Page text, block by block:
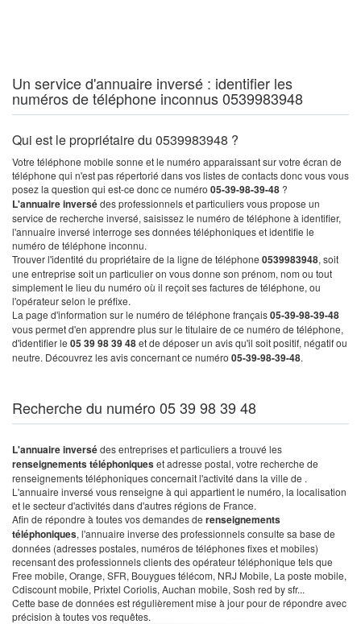
Un service d'annuaire inversé : identifier les
numéros de téléphone inconnus 0539983948
Qui est le propriétaire du 0539983948 ?
Votre téléphone mobile sonne et le numéro apparaissant sur votre écran de
téléphone qui n'est pas répertorié dans vos listes de contacts donc vous vous
posez la question qui est-ce donc ce numéro 05-39-98-39-48 ?
L'annuaire inversédes professionnels et particuliers vous propose un
service de recherche inversé, saisissez le numéro de téléphone à identifier,
l'annuaire inversé interroge ses données téléphoniques et identifie le
numéro de téléphone inconnu.
Trouver l'identité du propriétaire de la ligne de téléphone 0539983948, soit
une entreprise soit un particulier on vous donne son prénom, nom ou tout
simplement le lieu du numéro où il reçoit ses factures de téléphone, ou
l'opérateur selon le préfixe.
La page d'information sur le numéro de téléphone français05-39-98-39-48
vous permet d'en apprendre plus sur le titulaire de ce numéro de téléphone,
d'identifier le 05 39 98 39 48et de déposer un avis qu'il soit positif, négatif ou
neutre. Découvrez les avis concernant ce numéro 05-39-98-39-48.
Recherche du numéro 05 39 98 39 48
L'annuaire inversédes entreprises et particuliers a trouvé les
renseignements téléphoniqueset adresse postal, votre recherche de
renseignements téléphoniques concernait l'activité dans la ville de .
L'annuaire inversé vous renseigne à qui appartient le numéro, la localisation
et le secteur d'activités dans d'autres régions de France.
Afin de répondre à toutes vos demandes de renseignements
téléphoniques, l'annuaire inverse des professionnels consulte sa base de
données (adresses postales, numéros de téléphones fixes et mobiles)
recensant des professionnels clients des opérateur téléphonique tels que
Free mobile, Orange, SFR, Bouygues télécom, NRJ Mobile, La poste mobile,
Cdiscount mobile, Prixtel Coriolis, Auchan mobile, Sosh red by sfr...
Cette base de données est régulièrement mise à jour pour de répondre avec
précision à toutes vos requêtes.